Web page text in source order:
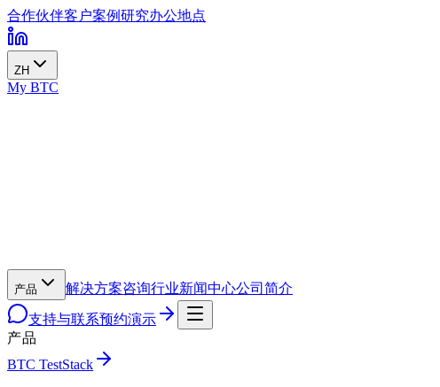
合作伙伴客户案例研究办公地点
ZH
My BTC
产品 解决方案咨询行业新闻中心公司简介
支持与联系预约演示
产品
BTC TestStack